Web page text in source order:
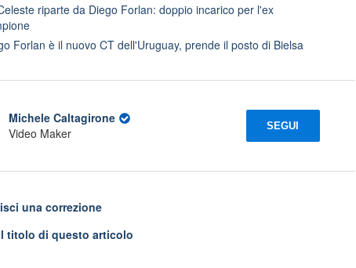
riparte da Diego Forlan: doppio incarico per l'ex
Forlan è il nuovo CT dell'Uruguay, prende il posto di Bielsa
Michele Caltagirone
Video Maker
SEGUI
una correzione
titolo di questo articolo